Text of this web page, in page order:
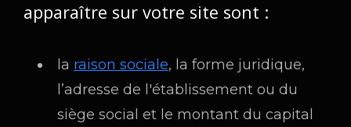
apparaître sur votre site sont :
la raison sociale, la forme juridique,
l’adresse de l'établissement ou du
siège social et le montant du capital